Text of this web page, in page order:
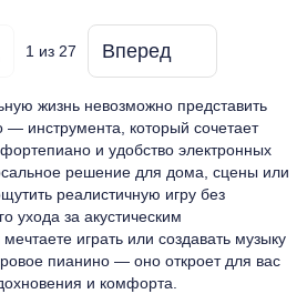
1из 27 Вперед
жизнь невозможно представить
инструмента, который сочетает
и удобство электронных
решение для дома, сцены или
реалистичную игру без
ухода за акустическим
играть или создавать музыку
пианино — оно откроет для вас
и комфорта.